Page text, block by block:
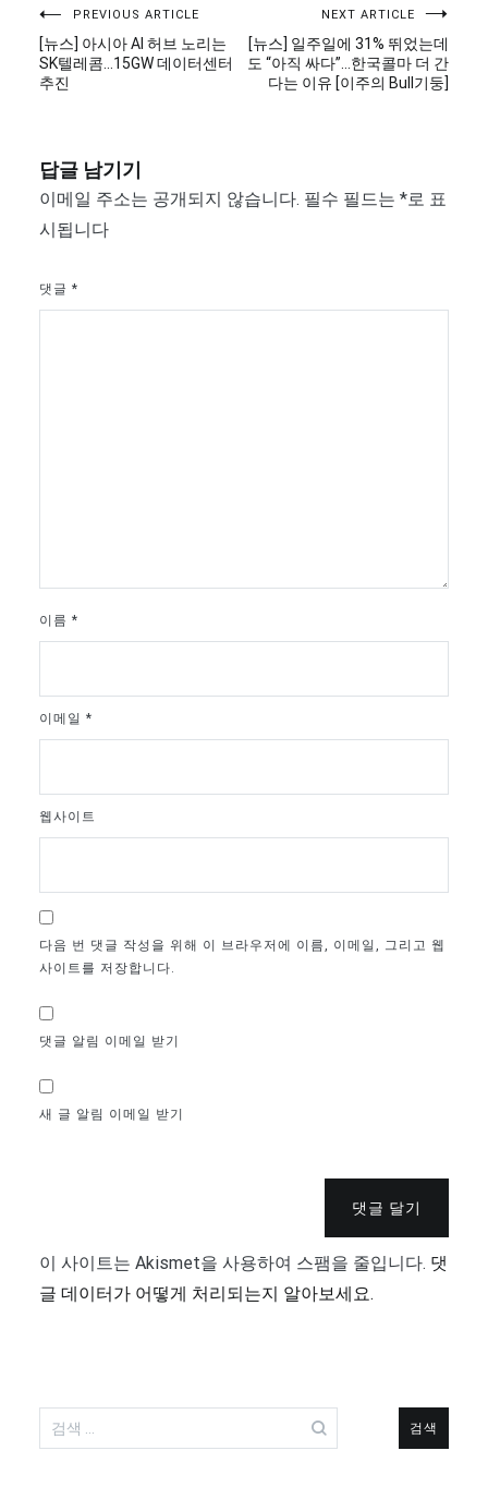
글
탐
색
PREVIOUS ARTICLE
[뉴스] 아시아 AI 허브 노리는
SK텔레콤…15GW 데이터센터
추진
NEXT ARTICLE
[뉴스] 일주일에 31% 뛰었는데
도 “아직 싸다”…한국콜마 더 간
다는 이유 [이주의 Bull기둥]
답글 남기기
이메일 주소는 공개되지 않습니다. 필수 필드는 *로 표
시됩니다
댓글 *
이름 *
이메일 *
웹사이트
다음 번 댓글 작성을 위해 이 브라우저에 이름, 이메일, 그리고 웹
사이트를 저장합니다.
댓글 알림 이메일 받기
새 글 알림 이메일 받기
댓글 달기
이 사이트는 Akismet을 사용하여 스팸을 줄입니다. 댓
글 데이터가 어떻게 처리되는지 알아보세요.
색: